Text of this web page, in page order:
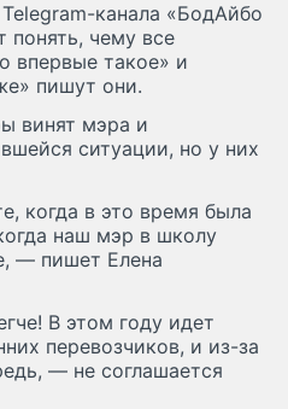
канала «БодАйбо
чему все
впервые такое» и
пишут они.
винят мэра и
ситуации, но у них
когда в это время была
наш мэр в школу
— пишет Елена
В этом году идет
перевозчиков, и из-за
— не соглашается